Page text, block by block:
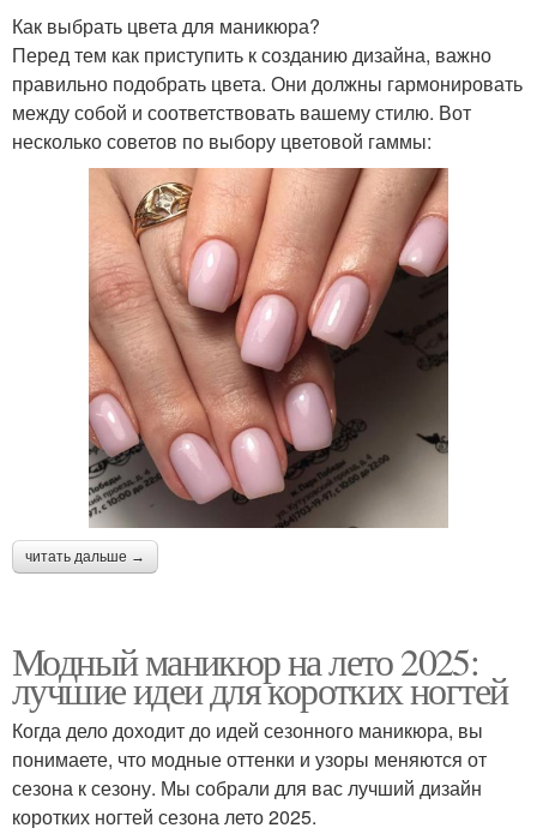
Как выбрать цвета для маникюра?
Перед тем как приступить к созданию дизайна, важно
правильно подобрать цвета. Они должны гармонировать
между собой и соответствовать вашему стилю. Вот
несколько советов по выбору цветовой гаммы:
читать дальше →
Модный маникюр на лето 2025:
лучшие идеи для коротких ногтей
Когда дело доходит до идей сезонного маникюра, вы
понимаете, что модные оттенки и узоры меняются от
сезона к сезону. Мы собрали для вас лучший дизайн
коротких ногтей сезона лето 2025.